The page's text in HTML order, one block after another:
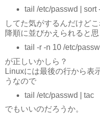
tail /etc/passwd | sort
してた気がするんだけど
降順に並びかえられると
tail -r -n 10 /etc/
が正しいかしら？
Linuxには最後の行から表
うなので
tail /etc/passwd | tac
でもいいのだろうか。